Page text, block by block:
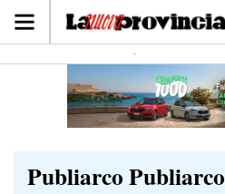
Publiarco Publiarco